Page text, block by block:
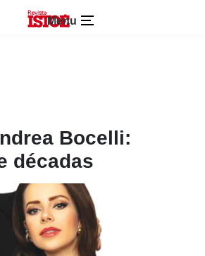
Menu
Bocelli:
décadas